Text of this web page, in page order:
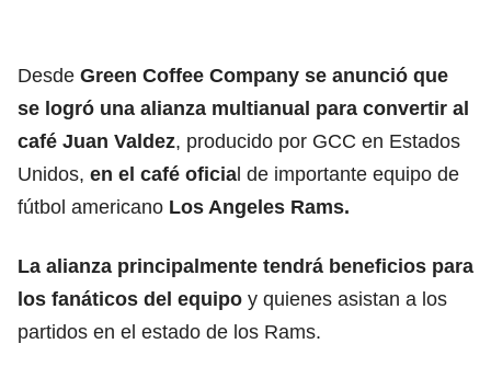
Desde Green Coffee Company se anunció que
se logró una alianza multianual para convertir al
café Juan Valdez, producido por GCC en Estados
Unidos, en el café oficial de importante equipo de
fútbol americano Los Angeles Rams.
La alianza principalmente tendrá beneficios para
los fanáticos del equipo y quienes asistan a los
partidos en el estado de los Rams.